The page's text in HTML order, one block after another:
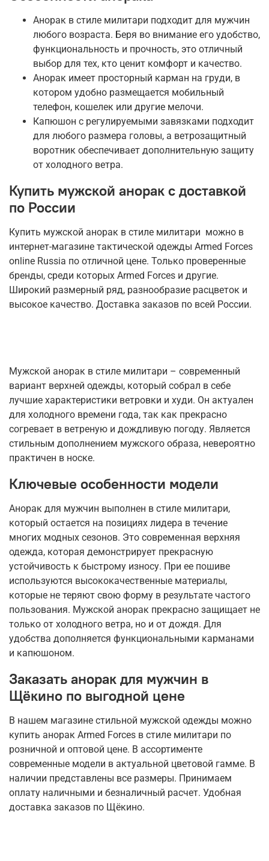
Анорак в стиле милитари подходит для мужчин
любого возраста. Беря во внимание его удобство,
функциональность и прочность, это отличный
выбор для тех, кто ценит комфорт и качество.
Анорак имеет просторный карман на груди, в
котором удобно размещается мобильный
телефон, кошелек или другие мелочи.
Капюшон с регулируемыми завязками подходит
для любого размера головы, а ветрозащитный
воротник обеспечивает дополнительную защиту
от холодного ветра.
Купить мужской анорак с доставкой
по России
Купить мужской анорак в стиле милитари можно в
интернет-магазине тактической одежды Armed Forces
online Russia по отличной цене. Только проверенные
бренды, среди которых Armed Forces и другие.
Широкий размерный ряд, разнообразие расцветок и
высокое качество. Доставка заказов по всей России.
Мужской анорак в стиле милитари – современный
вариант верхней одежды, который собрал в себе
лучшие характеристики ветровки и худи. Он актуален
для холодного времени года, так как прекрасно
согревает в ветреную и дождливую погоду. Является
стильным дополнением мужского образа, невероятно
практичен в носке.
Ключевые особенности модели
Анорак для мужчин выполнен в стиле милитари,
который остается на позициях лидера в течение
многих модных сезонов. Это современная верхняя
одежда, которая демонстрирует прекрасную
устойчивость к быстрому износу. При ее пошиве
используются высококачественные материалы,
которые не теряют свою форму в результате частого
пользования. Мужской анорак прекрасно защищает не
только от холодного ветра, но и от дождя. Для
удобства дополняется функциональными карманами
и капюшоном.
Заказать анорак для мужчин в
Щёкино по выгодной цене
В нашем магазине стильной мужской одежды можно
купить анорак Armed Forces в стиле милитари по
розничной и оптовой цене. В ассортименте
современные модели в актуальной цветовой гамме. В
наличии представлены все размеры. Принимаем
оплату наличными и безналичный расчет. Удобная
доставка заказов по Щёкино.